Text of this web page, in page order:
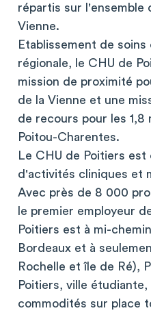
répartis sur l'ensemble
Vienne.
Etablissement de
régionale, le CHU de
mission de proximité
de la Vienne et une
de recours pour les 1,8
Poitou-Charentes.
Le CHU de Poitiers est
d'activités cliniques et
Avec près de 8 000
le premier employeur
Poitiers est à mi-
Bordeaux et à
Rochelle et île de Ré),
Poitiers, ville
commodités sur place